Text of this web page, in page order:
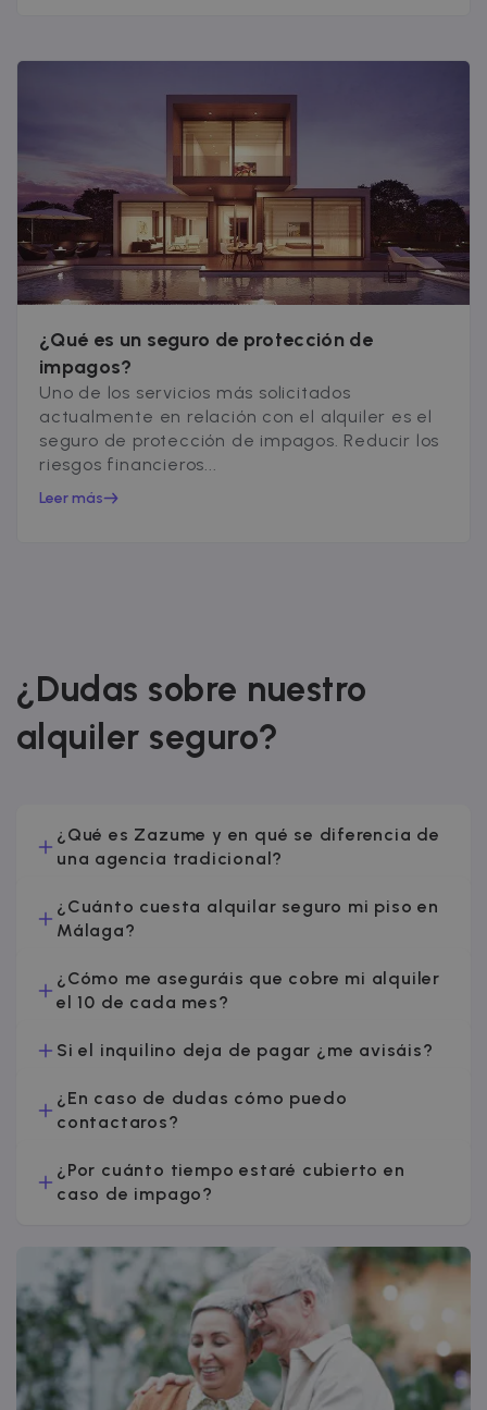
¿Qué es un seguro de protección de
impagos?
Uno de los servicios más solicitados
actualmente en relación con el alquiler es el
seguro de protección de impagos. Reducir los
riesgos financieros...
Leer más
¿Dudas sobre nuestro
alquiler seguro?
¿Qué es Zazume y en qué se diferencia de
una agencia tradicional?
¿Cuánto cuesta alquilar seguro mi piso en
Málaga?
¿Cómo me aseguráis que cobre mi alquiler
el 10 de cada mes?
Si el inquilino deja de pagar ¿me avisáis?
¿En caso de dudas cómo puedo
contactaros?
¿Por cuánto tiempo estaré cubierto en
caso de impago?